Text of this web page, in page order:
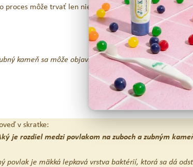
proces môže trvať len niekoľko dní a výsledný zubný
kameň sa môže objaviť u dospelých aj u detí, preto
v skratke:
je rozdiel medzi povlakom na zuboch a zubným
povlak je mäkká lepkavá vrstva baktérií, ktorá sa dá